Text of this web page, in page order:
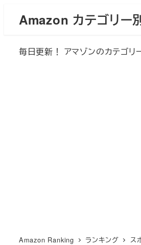
Amazon カテゴリー
毎日更新！ アマゾンのカテゴリ
Amazon Ranking ランキング
ス